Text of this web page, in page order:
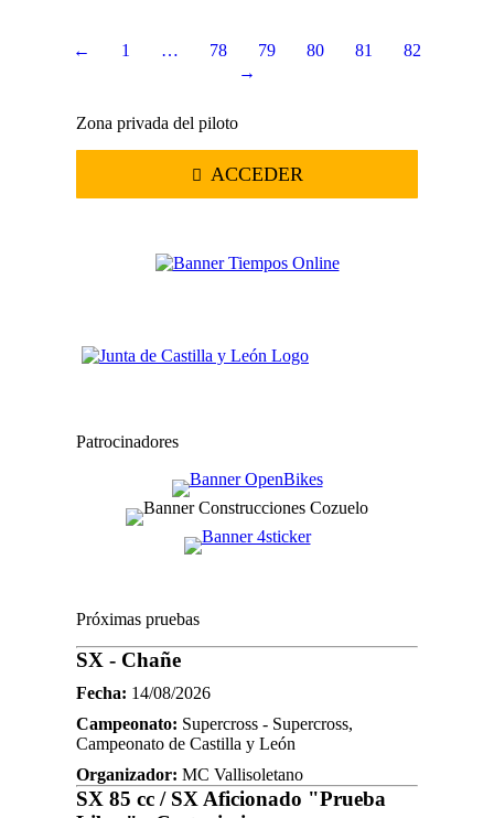
← 1 … 78 79 80 81
82
→
Zona privada del piloto
ACCEDER
Patrocinadores
Próximas pruebas
SX - Chañe
Fecha: 14/08/2026
Campeonato: Supercross - Supercross,
Campeonato de Castilla y León
Organizador: MC Vallisoletano
SX 85 cc / SX Aficionado "Prueba